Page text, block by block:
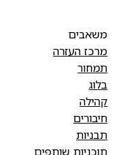
משאבים
מרכז העזרה
תמחור
בלוג
קהילה
חיבורים
תבניות
תוכניות שותפים